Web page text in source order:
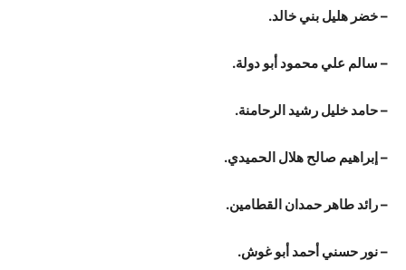
– خضر هليل بني خالد.
– سالم علي محمود أبو دولة.
– حامد خليل رشيد الرحامنة.
– إبراهيم صالح هلال الحميدي.
– رائد طاهر حمدان القطامين.
– نور حسني أحمد أبو غوش.